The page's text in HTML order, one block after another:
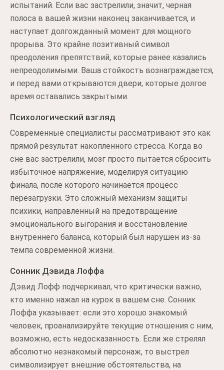
испытаний. Если вас застрелили, значит, черная
полоса в вашей жизни наконец заканчивается, и
наступает долгожданный момент для мощного
прорыва. Это крайне позитивный символ
преодоления препятствий, которые ранее казались
непреодолимыми. Ваша стойкость вознаграждается,
и перед вами открываются двери, которые долгое
время оставались закрытыми.
Психологический взгляд
Современные специалисты рассматривают это как
прямой результат накопленного стресса. Когда во
сне вас застрелили, мозг просто пытается сбросить
избыточное напряжение, моделируя ситуацию
финала, после которого начинается процесс
перезагрузки. Это сложный механизм защиты
психики, направленный на предотвращение
эмоционального выгорания и восстановление
внутреннего баланса, который был нарушен из-за
темпа современной жизни.
Сонник Дэвида Лоффа
Дэвид Лофф подчеркивал, что критически важно,
кто именно нажал на курок в вашем сне. Сонник
Лоффа указывает: если это хорошо знакомый
человек, проанализируйте текущие отношения с ним,
возможно, есть недосказанность. Если же стрелял
абсолютно незнакомый персонаж, то выстрел
символизирует внешние обстоятельства, на